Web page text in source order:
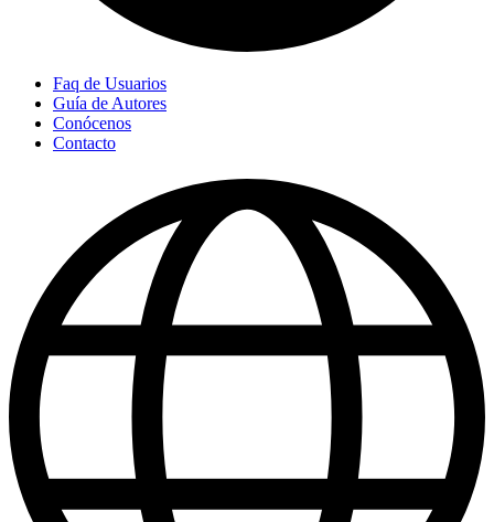
Faq de Usuarios
Guía de Autores
Conócenos
Contacto